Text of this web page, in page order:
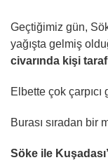
Geçtiğimiz gün,
yağışta gelmiş
civarında kişi
Elbette çok
Burası sıradan bir
Söke ile